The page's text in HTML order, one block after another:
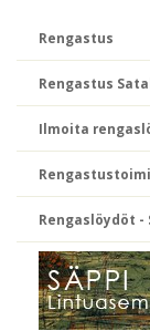
Rengastus
Rengastus
Ilmoita
Rengaslöydöt -